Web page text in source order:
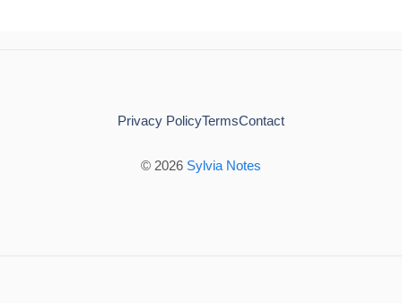
© 2026 Sylvia Notes
Privacy PolicyTermsContact